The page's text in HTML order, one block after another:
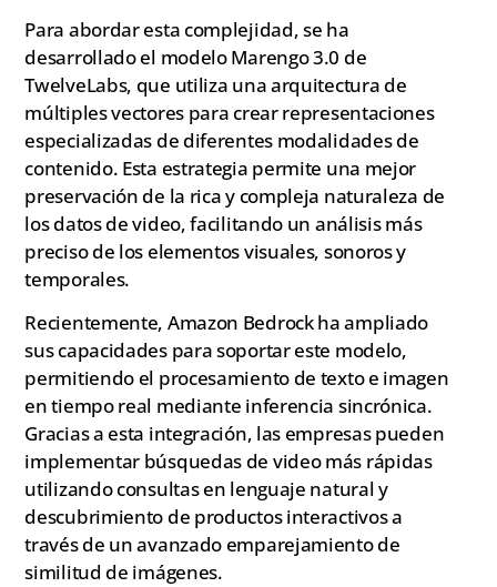
Para abordar esta complejidad, se ha
desarrollado el modelo Marengo 3.0 de
TwelveLabs, que utiliza una arquitectura de
múltiples vectores para crear representaciones
especializadas de diferentes modalidades de
contenido. Esta estrategia permite una mejor
preservación de la rica y compleja naturaleza de
los datos de video, facilitando un análisis más
preciso de los elementos visuales, sonoros y
temporales.
Recientemente, Amazon Bedrock ha ampliado
sus capacidades para soportar este modelo,
permitiendo el procesamiento de texto e imagen
en tiempo real mediante inferencia sincrónica.
Gracias a esta integración, las empresas pueden
implementar búsquedas de video más rápidas
utilizando consultas en lenguaje natural y
descubrimiento de productos interactivos a
través de un avanzado emparejamiento de
similitud de imágenes.